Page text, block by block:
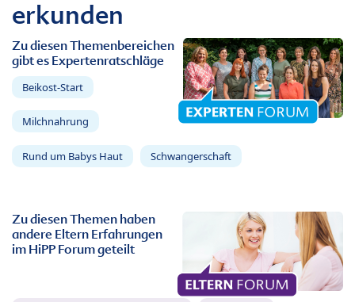
erkunden
Zu diesen Themenbereichen
gibt es Expertenratschläge
Beikost-Start
Milchnahrung
Rund um Babys Haut Schwangerschaft
Zu diesen Themen haben
andere Eltern Erfahrungen
im HiPP Forum geteilt